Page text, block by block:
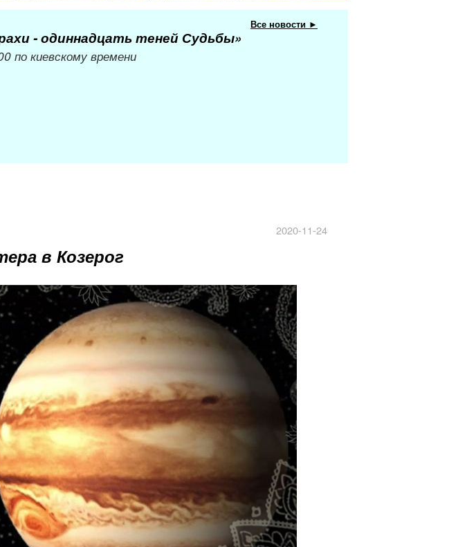
Все новости ►
- одиннадцать теней Судьбы»
по киевскому времени
2020-11-24
в Козерог